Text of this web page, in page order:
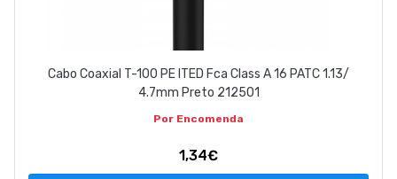
Cabo Coaxial T-100 PE ITED Fca Class A 16 PATC 1.13/
4.7mm Preto 212501
Por Encomenda
1,34€